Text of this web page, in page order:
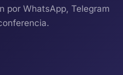
por WhatsApp, Telegram